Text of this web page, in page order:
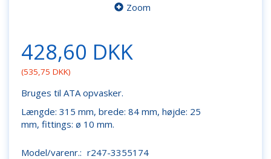
Zoom
428,60 DKK
(535,75 DKK)
Bruges til ATA opvasker.
Længde: 315 mm, brede: 84 mm, højde: 25
mm, fittings: ø 10 mm.
Model/varenr.: r247-3355174